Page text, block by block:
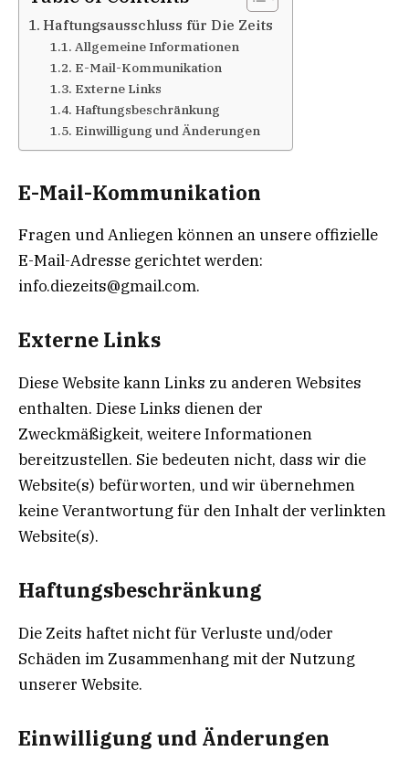
Haftungsausschluss für Die Zeits
Allgemeine Informationen
E-Mail-Kommunikation
Externe Links
Haftungsbeschränkung
Einwilligung und Änderungen
E-Mail-Kommunikation
Fragen und Anliegen können an unsere offizielle
E-Mail-Adresse gerichtet werden:
info.diezeits@gmail.com.
Externe Links
Diese Website kann Links zu anderen Websites
enthalten. Diese Links dienen der
Zweckmäßigkeit, weitere Informationen
bereitzustellen. Sie bedeuten nicht, dass wir die
Website(s) befürworten, und wir übernehmen
keine Verantwortung für den Inhalt der verlinkten
Website(s).
Haftungsbeschränkung
Die Zeits haftet nicht für Verluste und/oder
Schäden im Zusammenhang mit der Nutzung
unserer Website.
Einwilligung und Änderungen